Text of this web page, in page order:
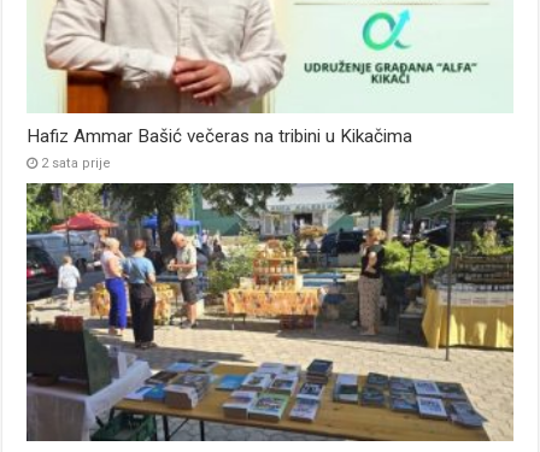
Hafiz Ammar Bašić večeras na tribini u Kikačima
2 sata prije